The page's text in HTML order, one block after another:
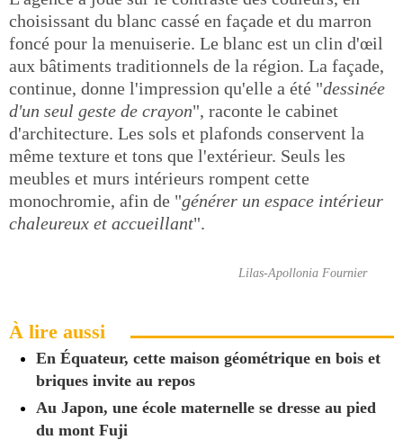
choisissant du blanc cassé en façade et du marron
foncé pour la menuiserie. Le blanc est un clin d'œil
aux bâtiments traditionnels de la région. La façade,
continue, donne l'impression qu'elle a été "dessinée
d'un seul geste de crayon", raconte le cabinet
d'architecture. Les sols et plafonds conservent la
même texture et tons que l'extérieur. Seuls les
meubles et murs intérieurs rompent cette
monochromie, afin de "générer un espace intérieur
chaleureux et accueillant".
Lilas-Apollonia Fournier
À lire aussi
En Équateur, cette maison géométrique en bois et
briques invite au repos
Au Japon, une école maternelle se dresse au pied
du mont Fuji